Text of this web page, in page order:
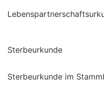
Sterbeurkunde
Sterbeurkunde im